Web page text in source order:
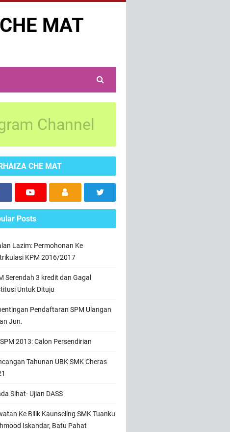
MAT
Channel
CHE MAT
Posts
Lazim: Permohonan Ke
KPM 2016/2017
Serendah 3 kredit dan Gagal
Untuk Dituju
Pendaftaran SPM Ulangan
Jun.
2013: Calon Persendirian
Tahunan UBK SMK Cheras
Sihat- Ujian DASS
Ke Bilik Kaunseling SMK Tuanku
Iskandar, Batu Pahat